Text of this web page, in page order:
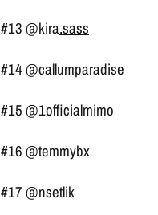
#13 @kira.sass
#14 @callumparadise
#15 @1officialmimo
#16 @temmybx
#17 @nsetlik